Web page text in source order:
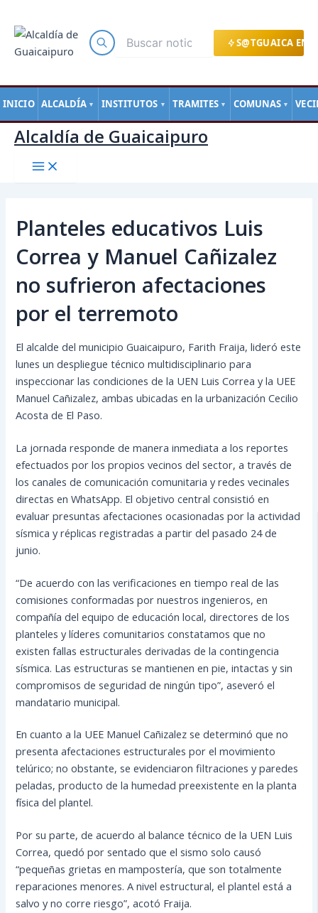
S@TGUAICA EN
INICIO ALCALDÍA ▼ INSTITUTOS ▼ TRAMITES ▼ COMUNAS ▼
contenido
Alcaldía de Guaicaipuro
Planteles educativos Luis
Correa y Manuel Cañizalez
no sufrieron afectaciones
por el terremoto
El alcalde del municipio Guaicaipuro, Farith Fraija, lideró este
lunes un despliegue técnico multidisciplinario para
inspeccionar las condiciones de la UEN Luis Correa y la UEE
Manuel Cañizalez, ambas ubicadas en la urbanización Cecilio
Acosta de El Paso.
La jornada responde de manera inmediata a los reportes
efectuados por los propios vecinos del sector, a través de
los canales de comunicación comunitaria y redes vecinales
directas en WhatsApp. El objetivo central consistió en
evaluar presuntas afectaciones ocasionadas por la actividad
sísmica y réplicas registradas a partir del pasado 24 de
junio.
“De acuerdo con las verificaciones en tiempo real de las
comisiones conformadas por nuestros ingenieros, en
compañía del equipo de educación local, directores de los
planteles y líderes comunitarios constatamos que no
existen fallas estructurales derivadas de la contingencia
sísmica. Las estructuras se mantienen en pie, intactas y sin
compromisos de seguridad de ningún tipo”, aseveró el
mandatario municipal.
En cuanto a la UEE Manuel Cañizalez se determinó que no
presenta afectaciones estructurales por el movimiento
telúrico; no obstante, se evidenciaron filtraciones y paredes
peladas, producto de la humedad preexistente en la planta
física del plantel.
Por su parte, de acuerdo al balance técnico de la UEN Luis
Correa, quedó por sentado que el sismo solo causó
“pequeñas grietas en mampostería, que son totalmente
reparaciones menores. A nivel estructural, el plantel está a
salvo y no corre riesgo”, acotó Fraija.
de
entradas